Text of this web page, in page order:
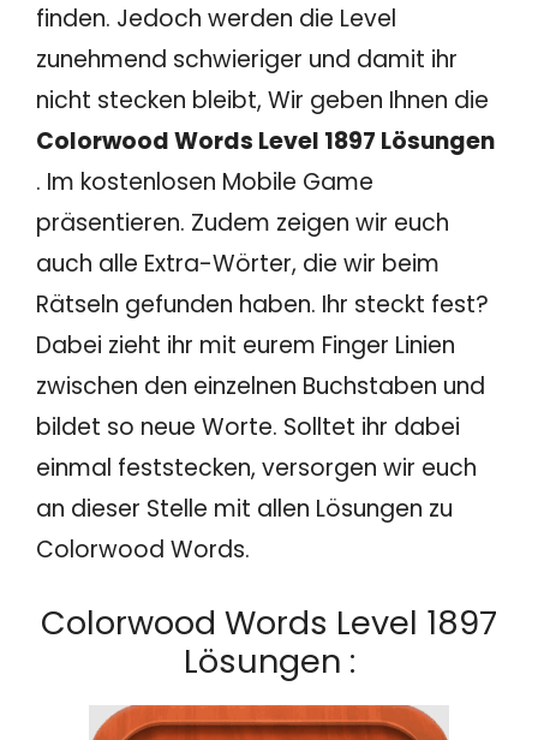
finden. Jedoch werden die Level
zunehmend schwieriger und damit ihr
nicht stecken bleibt, Wir geben Ihnen die
Colorwood Words Level 1897 Lösungen
. Im kostenlosen Mobile Game
präsentieren. Zudem zeigen wir euch
auch alle Extra-Wörter, die wir beim
Rätseln gefunden haben. Ihr steckt fest?
Dabei zieht ihr mit eurem Finger Linien
zwischen den einzelnen Buchstaben und
bildet so neue Worte. Solltet ihr dabei
einmal feststecken, versorgen wir euch
an dieser Stelle mit allen Lösungen zu
Colorwood Words.
Colorwood Words Level 1897
Lösungen :